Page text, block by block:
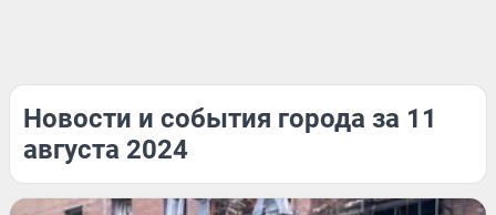
Новости и события города за 11
августа 2024